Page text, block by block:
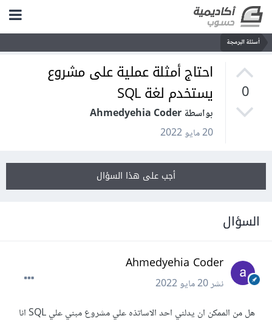
أسئلة البرمجة
0
احتاج أمثلة عملية على مشروع
يستخدم لغة SQL
بواسطة Ahmedyehia Coder
20 مايو 2022
أجب على هذا السؤال
السؤال
Ahmedyehia Coder
نشر20 مايو 2022
هل من الممكن ان يدلني احد الاساتذه علي مشروع مبني علي SQL انا